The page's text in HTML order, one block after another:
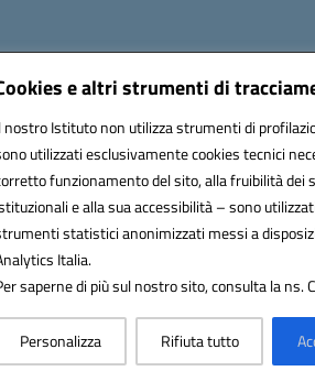
e altri strumenti di
nostro Istituto non utilizza strumenti di
utilizzati esclusivamente cookies tecnici
funzionamento del sito, alla fruibilità dei
e alla sua accessibilità – sono
statistici anonimizzati messi a
Italia.
saperne di più sul nostro sito, consulta la ns.
Personalizza Rifiuta tutto
Seguici su:
(PEC):tpis002005@pec.istruzione.it